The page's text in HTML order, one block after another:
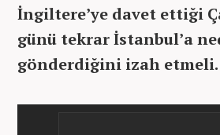
İngiltere’ye davet ettiği
günü tekrar İstanbul’a
gönderdiğini izah etmeli.